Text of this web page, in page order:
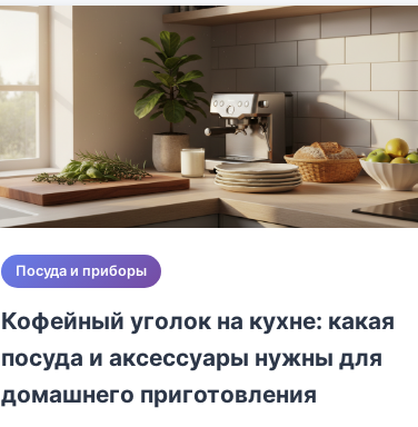
Посуда и приборы
Кофейный уголок на кухне: какая
посуда и аксессуары нужны для
домашнего приготовления